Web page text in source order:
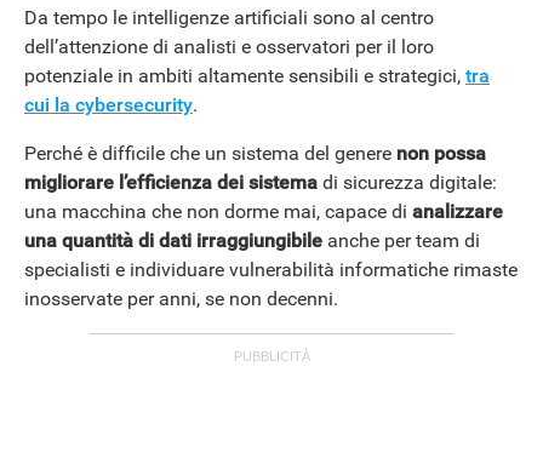
Da tempo le intelligenze artificiali sono al centro
dell’attenzione di analisti e osservatori per il loro
potenziale in ambiti altamente sensibili e strategici, tra
cui la cybersecurity.
Perché è difficile che un sistema del genere non possa
migliorare l’efficienza dei sistema di sicurezza digitale:
una macchina che non dorme mai, capace di analizzare
una quantità di dati irraggiungibile anche per team di
specialisti e individuare vulnerabilità informatiche rimaste
inosservate per anni, se non decenni.